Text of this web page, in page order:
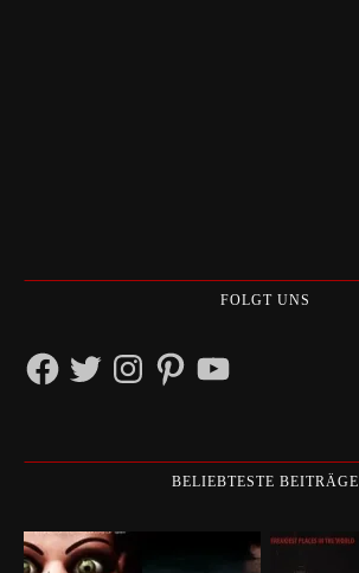
FOLGT UNS
FacebookTwitterInstagramPinterestYouTube
BELIEBTESTE BEITRÄGE